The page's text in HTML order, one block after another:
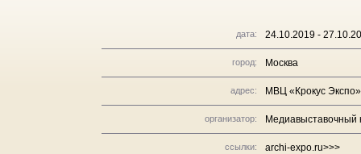
дата: 24.10.2019 -
город: Москва
адрес: МВЦ «Крокус
организатор: Медиавыставочный
ссылки: archi-expo.ru>>>